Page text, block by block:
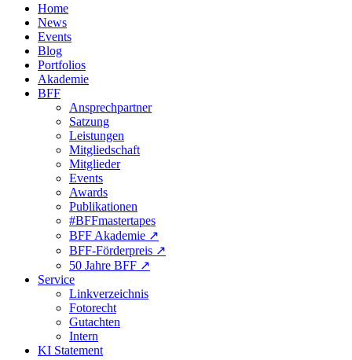
Home
News
Events
Blog
Portfolios
Akademie
BFF
Ansprechpartner
Satzung
Leistungen
Mitgliedschaft
Mitglieder
Events
Awards
Publikationen
#BFFmastertapes
BFF Akademie ↗︎
BFF-Förderpreis ↗︎
50 Jahre BFF ↗︎
Service
Linkverzeichnis
Fotorecht
Gutachten
Intern
KI Statement